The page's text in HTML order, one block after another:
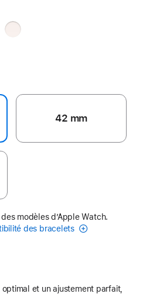
Rose
42 mm
modèles d’Apple Watch.
des bracelets
et un ajustement parfait,